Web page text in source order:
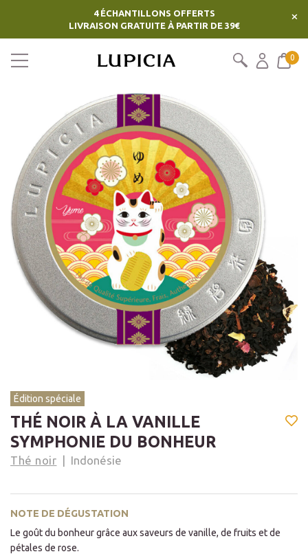
4 ÉCHANTILLONS OFFERTS
LIVRAISON GRATUITE À PARTIR DE 39€
×
0
Édition spéciale
THÉ NOIR À LA VANILLE
SYMPHONIE DU BONHEUR
Thé noir Indonésie
NOTE DE DÉGUSTATION
Le goût du bonheur grâce aux saveurs de vanille, de fruits et de
pétales de rose.